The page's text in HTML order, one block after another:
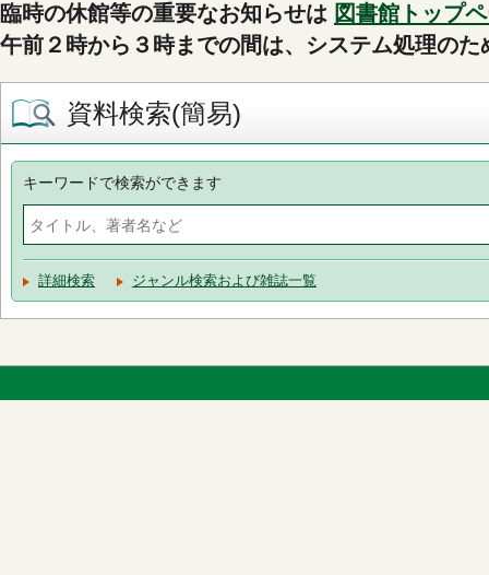
臨時の休館等の重要なお知らせは 図書館トップ
午前２時から３時までの間は、システム処理の
資料検索(簡易)
キーワードで検索ができます
詳細検索 ジャンル検索および雑誌一覧